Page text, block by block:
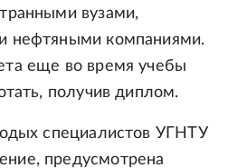
вузами,
нефтяными компаниями.
еще во время учебы
получив диплом.
специалистов УГНТУ
предусмотрена